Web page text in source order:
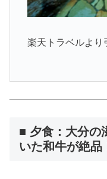
楽天トラベルより
■ 夕食：大分の
いた和牛が絶品